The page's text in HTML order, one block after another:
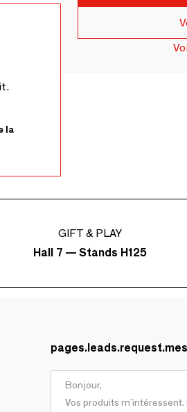
la
GIFT & PLAY
Hall 7 — Stands H125